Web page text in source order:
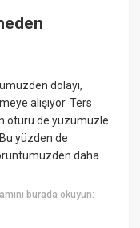
dolayı,
alışıyor. Ters
ötürü de yüzümüzle
yüzden de
daha
burada okuyun: